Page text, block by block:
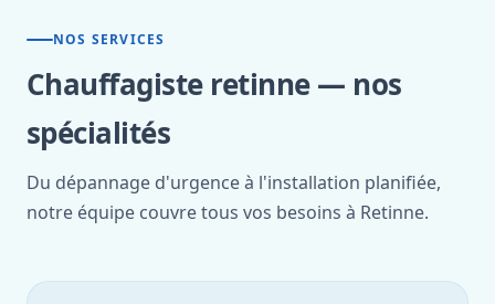
NOS SERVICES
Chauffagiste retinne — nos
spécialités
Du dépannage d'urgence à l'installation planifiée,
notre équipe couvre tous vos besoins à Retinne.